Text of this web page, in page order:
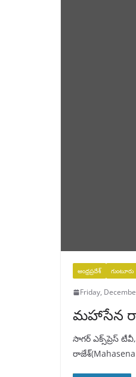
ఆంధ్రప్రదేశ్ గుంటూరు
Friday,
మహాసేన
సాగర్ ఎక్స్‌ప్రెస్
రాజేశ్‌(Mahasena